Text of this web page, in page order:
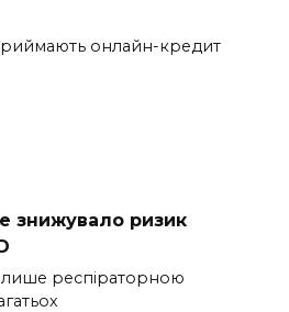
онлайн-кредит
знижувало ризик
лише респіраторною